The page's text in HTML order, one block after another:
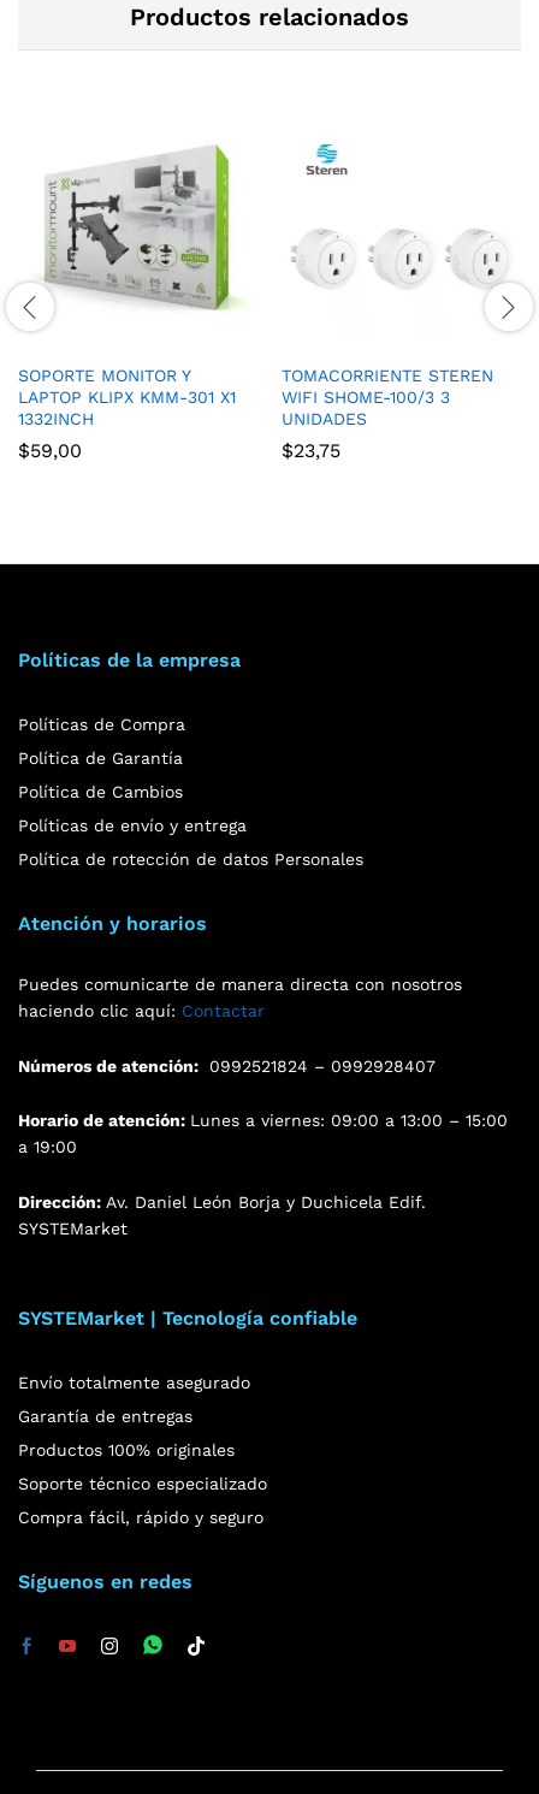
Productos relacionados
SOPORTE MONITOR Y
LAPTOP KLIPX KMM-301 X1
1332INCH
$59,00
TOMACORRIENTE STEREN
WIFI SHOME-100/3 3
UNIDADES
$23,75
Políticas de la empresa
Políticas de Compra
Política de Garantía
Política de Cambios
Políticas de envío y entrega
Política de rotección de datos Personales
Atención y horarios
Puedes comunicarte de manera directa con nosotros
haciendo clic aquí: Contactar
Números de atención: 0992521824 – 0992928407
Horario de atención: Lunes a viernes: 09:00 a 13:00 – 15:00
a 19:00
Dirección: Av. Daniel León Borja y Duchicela Edif.
SYSTEMarket
SYSTEMarket | Tecnología confiable
Envío totalmente asegurado
Garantía de entregas
Productos 100% originales
Soporte técnico especializado
Compra fácil, rápido y seguro
Síguenos en redes